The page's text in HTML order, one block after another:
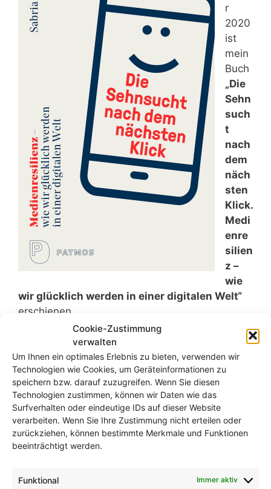
Cookie-Zustimmung
verwalten
Um Ihnen ein optimales Erlebnis zu bieten, verwenden wir
Technologien wie Cookies, um Geräteinformationen zu
speichern bzw. darauf zuzugreifen. Wenn Sie diesen
Technologien zustimmen, können wir Daten wie das
Surfverhalten oder eindeutige IDs auf dieser Website
verarbeiten. Wenn Sie Ihre Zustimmung nicht erteilen oder
zurückziehen, können bestimmte Merkmale und Funktionen
beeinträchtigt werden.
Funktional Immer aktiv
r
2020
ist
mein
Buch
„Die
Sehn
such
t
nach
dem
näch
sten
Klick.
Medi
enre
silien
z –
wie
wir glücklich werden in einer digitalen Welt“
erschienen.
Ich stelle darin meinen Ansatz der
Medienresilienz vor und befasse mich mit der
Frage, wie wir eine gute digitale Gesellschaft
aufbauen können.
Neben einem Theorieteil gibt es einen
ausführlichen Praxisteil, in dem ich über die
Anwendungsfelder Arbeitswelt, Bildung und die
Gesellschaft spreche. Auch auf
Lösungsmöglichkeiten für die speziellen
gehe ich ein.